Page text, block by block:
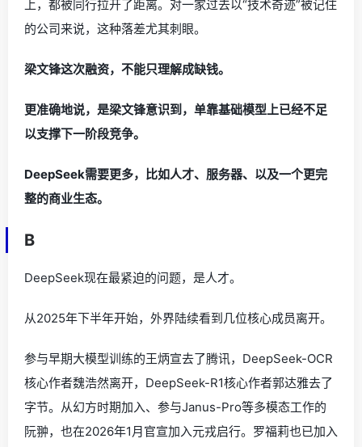
上，都被同行拉开了距离。对一家过去以“技术奇迹”被记住
的公司来说，这种落差尤其刺眼。
梁文锋这次融资，不能只理解成缺钱。
更准确地说，是梁文锋意识到，单靠基础模型上已经不足
以支撑下一阶段竞争。
DeepSeek需要更多，比如人才、服务器、以及一个更完
整的商业生态。
B
DeepSeek现在最紧迫的问题，是人才。
从2025年下半年开始，外界陆续看到几位核心成员离开。
参与早期大模型训练的王炳宣去了腾讯，DeepSeek-OCR
核心作者魏浩然离开，DeepSeek-R1核心作者郭达雅去了
字节。从幻方时期加入、参与Janus-Pro等多模态工作的
阮翀，也在2026年1月官宣加入元戎启行。罗福莉也已加入